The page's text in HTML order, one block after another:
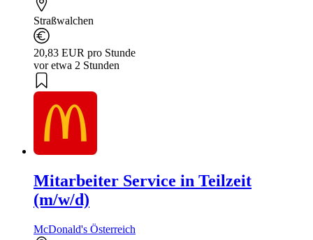
Straßwalchen
20,83 EUR pro Stunde
vor etwa 2 Stunden
Mitarbeiter Service in Teilzeit
(m/w/d)
McDonald's Österreich